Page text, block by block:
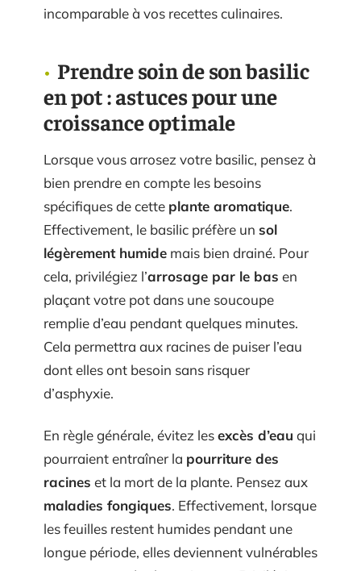
incomparable à vos recettes culinaires.
Prendre soin de son basilic
en pot : astuces pour une
croissance optimale
Lorsque vous arrosez votre basilic, pensez à
bien prendre en compte les besoins
spécifiques de cette plante aromatique.
Effectivement, le basilic préfère un sol
légèrement humide mais bien drainé. Pour
cela, privilégiez l’arrosage par le bas en
plaçant votre pot dans une soucoupe
remplie d’eau pendant quelques minutes.
Cela permettra aux racines de puiser l’eau
dont elles ont besoin sans risquer
d’asphyxie.
En règle générale, évitez lesexcès d’eau qui
pourraient entraîner la pourriture des
racines et la mort de la plante. Pensez aux
maladies fongiques. Effectivement, lorsque
les feuilles restent humides pendant une
longue période, elles deviennent vulnérables